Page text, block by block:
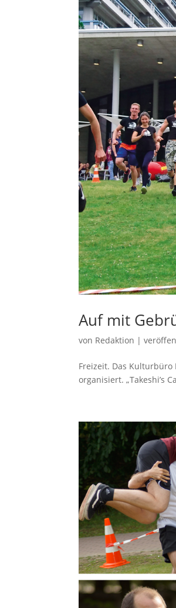
Auf mit
von Redaktion |
Freizeit. Das Kulturbüro
organisiert. „Takeshi’s